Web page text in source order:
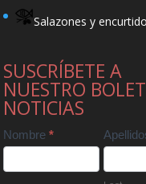
Salazones y
SUSCRÍBETE A
NUESTRO
NOTICIAS
Contact
Us
Nombre*